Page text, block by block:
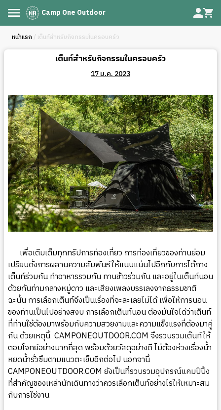
Camp One Outdoor
หน้าแรก / เต็นท์สำหรับกิจกรรมในครอบครัว
เต็นท์สำหรับกิจกรรมในครอบครัว
17 ม.ค. 2023
เพื่อเติมเต็มทุกทริปการท่องเที่ยว การท่องเที่ยวของท่านย่อม
เปรียบดั่งการผสานความสัมพันธ์ให้แนบแน่นไปอีกกับการได้กาง
เต็นท์ร่วมกัน ทำอาหารรวมกัน ทานข้าวร่วมกัน และอยู่ในเต็นท์นอน
ด้วยกันท่ามกลางหมู่ดาว และเสียงเพลงบรรเลงจากธรรมชาติ
ฉะนั้น การเลือกเต็นท์จึงเป็นเรื่องที่จะละเลยไม่ได้ เพื่อให้การนอน
ของท่านเป็นไปอย่างสงบ การเลือกเต็นท์นอน ต้องมั่นใจได้ว่าเต็นท์
ที่ท่านใช้ต้องมาพร้อมกับความสวยงามและความแข็งแรงที่ต้องมาคู่
กัน ด้วยเหตุนี้ CAMPONEOUTDOOR.COMจึงรวบรวมเต๊นท์ให้
ตอบโจทย์อย่างมากที่สุด พร้อมด้วยวัสดุอย่างดี ไม่ต้องห่วงเรื่องน้ำ
หยดน้ำรั่วซึมตามแนวตะเข็บอีกต่อไป นอกจานี้
CAMPONEOUTDOOR.COMยังเป็นที่รวบรวมอุปกรณ์แคมป์ปิ้ง
ที่สำคัญของเหล่านักเดินทางว่าควรเลือกเต็นท์อย่างไรให้เหมาะสม
กับการใช้งาน